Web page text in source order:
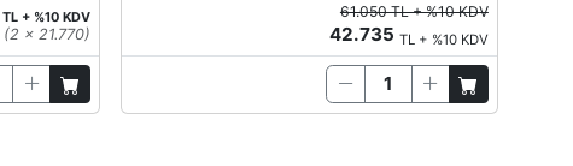
TL + %10 KDV
(2 x 21.770)
61.050 TL + %10 KDV
42.735 TL + %10 KDV